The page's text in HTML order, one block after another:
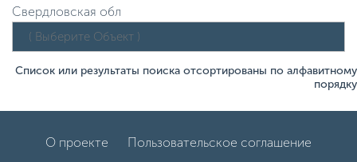
Свердловская обл
Список или результаты поиска отсортированы по алфавитному
порядку
О проекте Пользовательское соглашение